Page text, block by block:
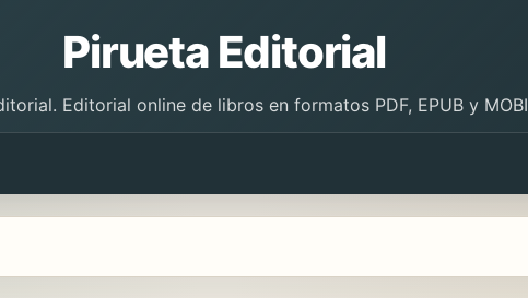
Pirueta Editorial
Editorial online de libros en formatos PDF, EPUB y MOBI